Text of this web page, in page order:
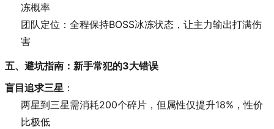
冻概率
团队定位：全程保持BOSS冰冻状态，让主力输出打满伤
害
五、避坑指南：新手常犯的3大错误
盲目追求三星 ：
两星到三星需消耗200个碎片，但属性仅提升18%，性价
比极低